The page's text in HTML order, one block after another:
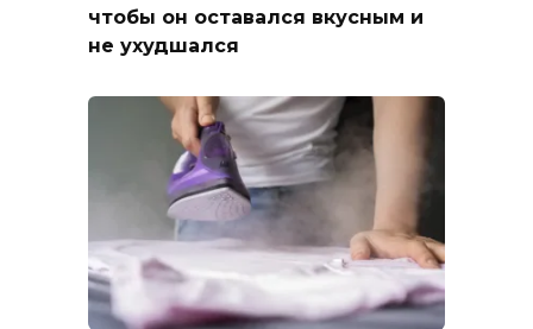
чтобы он оставался вкусным и
не ухудшался